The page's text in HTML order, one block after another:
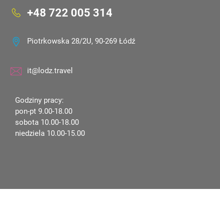
+48 722 005 314
Piotrkowska 28/2U, 90-269 Łódź
it@lodz.travel
Godziny pracy:
pon-pt 9.00-18.00
sobota 10.00-18.00
niedziela 10.00-15.00